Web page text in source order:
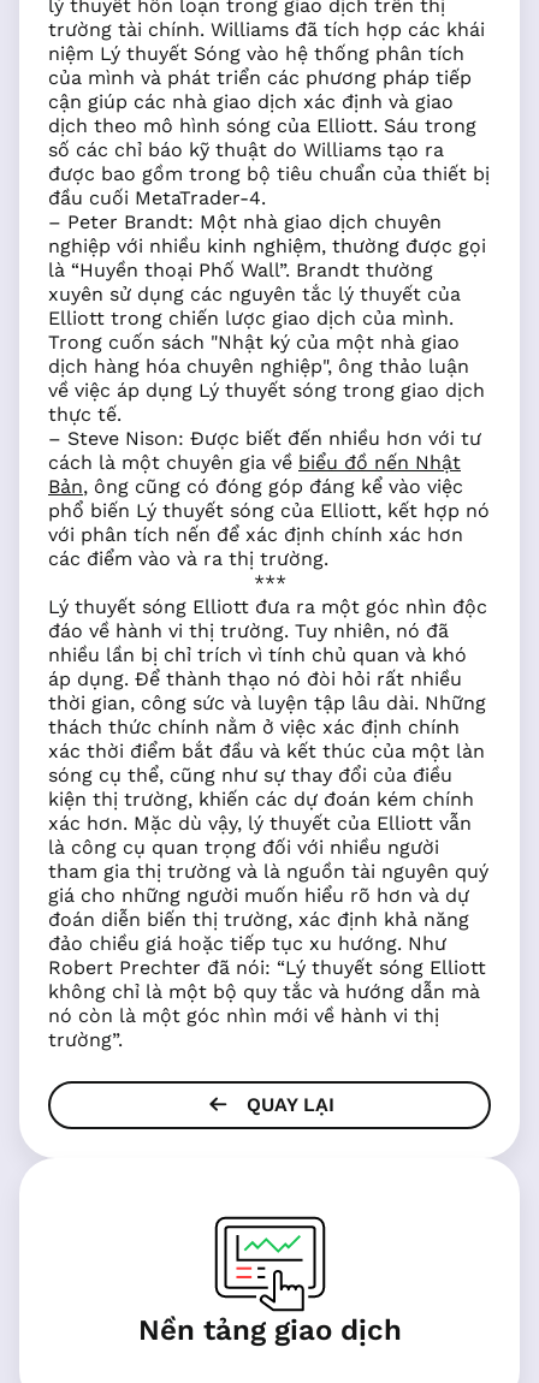
lý thuyết hỗn loạn trong giao dịch trên thị
trường tài chính. Williams đã tích hợp các khái
niệm Lý thuyết Sóng vào hệ thống phân tích
của mình và phát triển các phương pháp tiếp
cận giúp các nhà giao dịch xác định và giao
dịch theo mô hình sóng của Elliott. Sáu trong
số các chỉ báo kỹ thuật do Williams tạo ra
được bao gồm trong bộ tiêu chuẩn của thiết bị
đầu cuối MetaTrader-4.
– Peter Brandt: Một nhà giao dịch chuyên
nghiệp với nhiều kinh nghiệm, thường được gọi
là “Huyền thoại Phố Wall”. Brandt thường
xuyên sử dụng các nguyên tắc lý thuyết của
Elliott trong chiến lược giao dịch của mình.
Trong cuốn sách "Nhật ký của một nhà giao
dịch hàng hóa chuyên nghiệp", ông thảo luận
về việc áp dụng Lý thuyết sóng trong giao dịch
thực tế.
– Steve Nison: Được biết đến nhiều hơn với tư
cách là một chuyên gia về biểu đồ nến Nhật
Bản, ông cũng có đóng góp đáng kể vào việc
phổ biến Lý thuyết sóng của Elliott, kết hợp nó
với phân tích nến để xác định chính xác hơn
các điểm vào và ra thị trường.
***
Lý thuyết sóng Elliott đưa ra một góc nhìn độc
đáo về hành vi thị trường. Tuy nhiên, nó đã
nhiều lần bị chỉ trích vì tính chủ quan và khó
áp dụng. Để thành thạo nó đòi hỏi rất nhiều
thời gian, công sức và luyện tập lâu dài. Những
thách thức chính nằm ở việc xác định chính
xác thời điểm bắt đầu và kết thúc của một làn
sóng cụ thể, cũng như sự thay đổi của điều
kiện thị trường, khiến các dự đoán kém chính
xác hơn. Mặc dù vậy, lý thuyết của Elliott vẫn
là công cụ quan trọng đối với nhiều người
tham gia thị trường và là nguồn tài nguyên quý
giá cho những người muốn hiểu rõ hơn và dự
đoán diễn biến thị trường, xác định khả năng
đảo chiều giá hoặc tiếp tục xu hướng. Như
Robert Prechter đã nói: “Lý thuyết sóng Elliott
không chỉ là một bộ quy tắc và hướng dẫn mà
nó còn là một góc nhìn mới về hành vi thị
trường”.
QUAY LẠI
Nền tảng giao dịch